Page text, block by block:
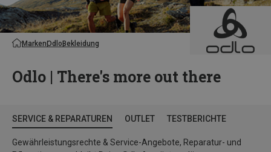
MarkenOdloBekleidung
Odlo | There's more out there
SERVICE & REPARATUREN OUTLET TESTBERICHTE
Gewährleistungsrechte & Service-Angebote, Reparatur- und